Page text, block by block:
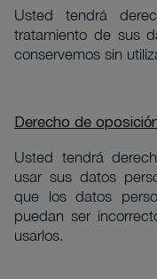
Usted tendrá
tratamiento de sus
conservemos sin
Derecho de
Usted tendrá
usar sus datos
que los datos
puedan ser
usarlos.